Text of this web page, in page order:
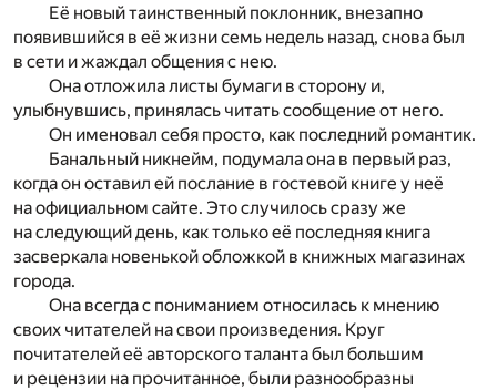
Её новый таинственный поклонник, внезапно
появившийся в её жизни семь недель назад, снова был
в сети и жаждал общения с нею.
Она отложила листы бумаги в сторону и,
улыбнувшись, принялась читать сообщение от него.
Он именовал себя просто, как последний романтик.
Банальный никнейм, подумала она в первый раз,
когда он оставил ей послание в гостевой книге у неё
на официальном сайте. Это случилось сразу же
на следующий день, как только её последняя книга
засверкала новенькой обложкой в книжных магазинах
города.
Она всегда с пониманием относилась к мнению
своих читателей на свои произведения. Круг
почитателей её авторского таланта был большим
и рецензии на прочитанное, были разнообразны